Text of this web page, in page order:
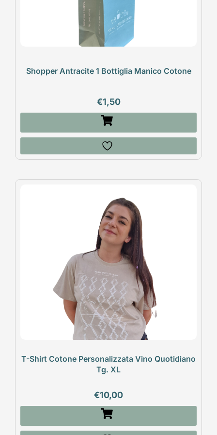
Shopper Antracite 1 Bottiglia Manico Cotone
€1,50
T-Shirt Cotone Personalizzata Vino Quotidiano
Tg. XL
€10,00